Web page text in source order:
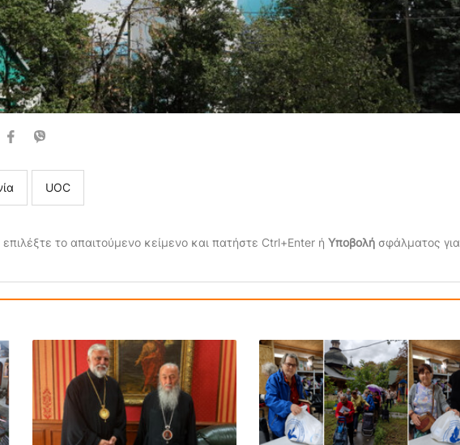
UOC
το απαιτούμενο κείμενο και πατήστε Ctrl+Enter ή Υποβολήσφάλματος για